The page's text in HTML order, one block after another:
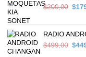
$200,00 $
RADIO
$499,00 $